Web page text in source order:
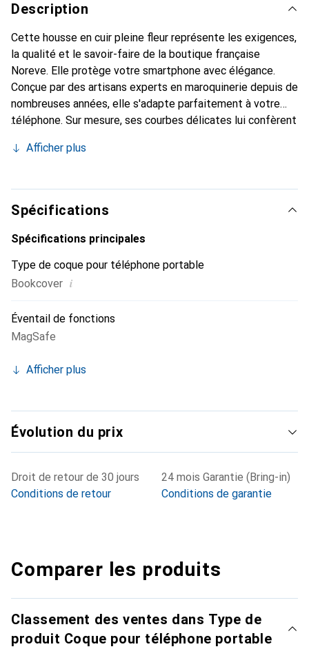
Description
Cette housse en cuir pleine fleur représente les exigences,
la qualité et le savoir-faire de la boutique française
Noreve. Elle protège votre smartphone avec élégance.
Conçue par des artisans experts en maroquinerie depuis de
nombreuses années, elle s'adapte parfaitement à votre
téléphone. Sur mesure, ses courbes délicates lui confèrent
et indispensable pour votre smartphone. Reconnaître
marque Noreve est un choix sûr pour une clientèle
exigeante.
Afficher plus
Spécifications
Spécifications principales
Type de coque pour téléphone portable
Bookcover i
Éventail de fonctions
MagSafe
Afficher plus
Évolution du prix
Droit de retour de 30 jours
Conditions de retour
24 mois Garantie (Bring-in)
Conditions de garantie
Comparer les produits
Classement des ventes dans Type de
produit Coque pour téléphone portable